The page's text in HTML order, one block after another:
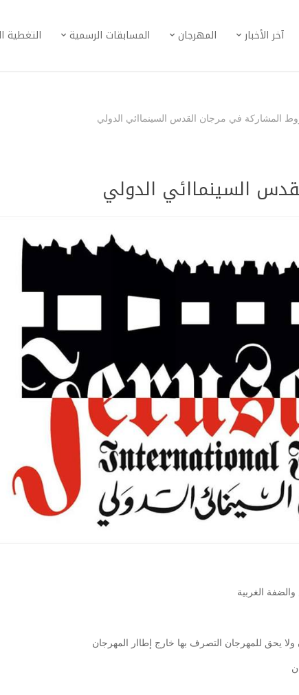
آخر الأخبار المهرجان المسابقات الرسمية التغطية
المشاركة في مرجان القدس السينماائي الدولي
السينماائي الدولي